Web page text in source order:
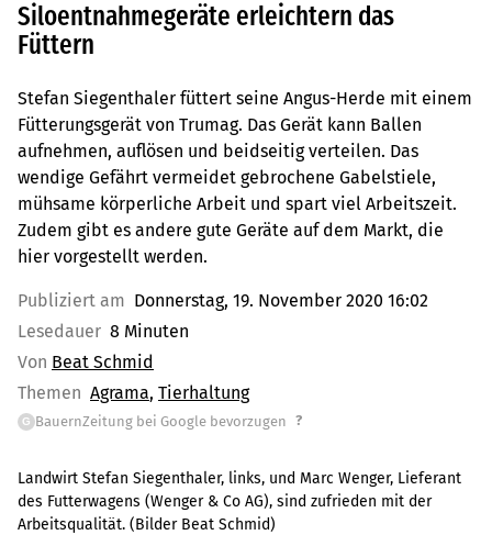
Siloentnahmegeräte erleichtern das
Füttern
Stefan Siegenthaler füttert seine Angus-Herde mit einem
Fütterungsgerät von Trumag. Das Gerät kann Ballen
aufnehmen, auflösen und beidseitig verteilen. Das
wendige Gefährt vermeidet gebrochene Gabelstiele,
mühsame körperliche Arbeit und spart viel Arbeitszeit.
Zudem gibt es andere gute Geräte auf dem Markt, die
hier vorgestellt werden.
Publiziert am Donnerstag, 19. November 2020 16:02
Lesedauer 8 Minuten
Von Beat Schmid
Themen Agrama Tierhaltung
G BauernZeitung bei Google bevorzugen ?
Landwirt Stefan Siegenthaler, links, und Marc Wenger, Lieferant
des Futterwagens (Wenger & Co AG), sind zufrieden mit der
Arbeitsqualität. (Bilder Beat Schmid)